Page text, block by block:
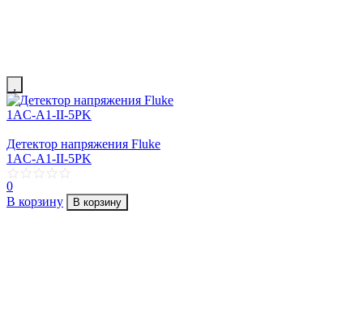
Детектор напряжения Fluke
1AC-A1-II-5PK
0
В корзину
В корзину